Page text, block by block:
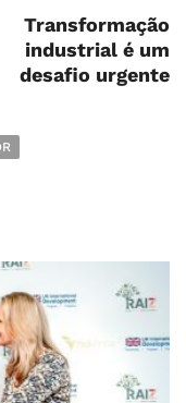
Transformação
industrial é um
desafio urgente